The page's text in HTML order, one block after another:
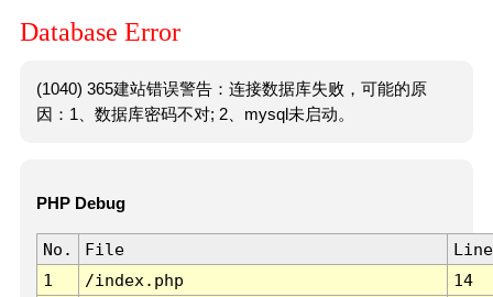
Database Error
(1040) 365建站错误警告：连接数据库失败，可能的原
因：1、数据库密码不对; 2、mysql未启动。
PHP Debug
No. File
Line
1
/index.php 14